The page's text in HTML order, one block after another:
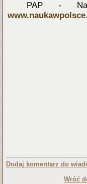
PAP -
Dodaj komentarz do
Wróć